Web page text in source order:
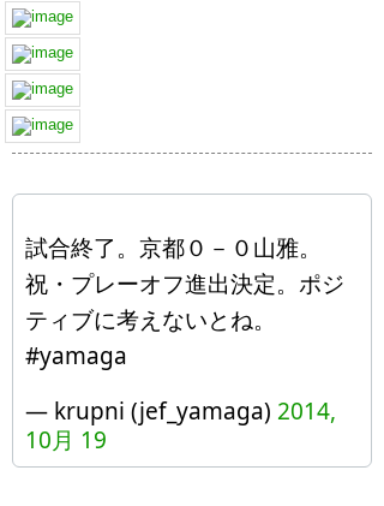
試合終了。京都０－０山雅。
祝・プレーオフ進出決定。ポジ
ティブに考えないとね。
#yamaga
— krupni (jef_yamaga) 2014,
10月 19